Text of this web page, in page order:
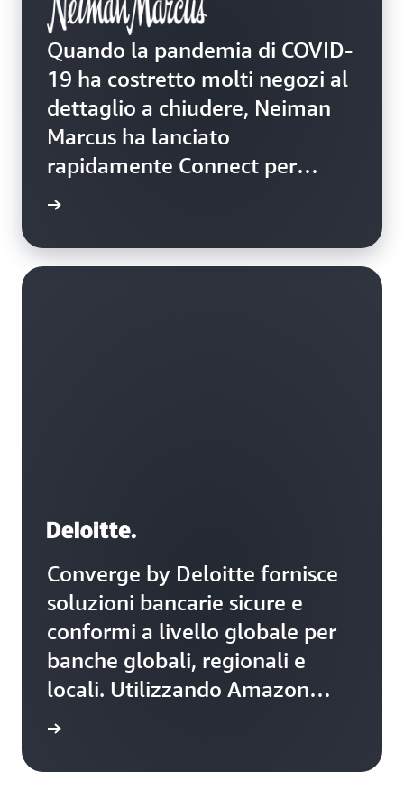
Quando la pandemia di COVID-
19 ha costretto molti negozi al
dettaglio a chiudere, Neiman
Marcus ha lanciato
rapidamente Connect per
consentire ai dipendenti di
stata in grado di creare librerie
Converge by Deloitte fornisce
soluzioni bancarie sicure e
conformi a livello globale per
banche globali, regionali e
locali. Utilizzando Amazon
Cognito, Converge Banking di
soluzione di gestione delle